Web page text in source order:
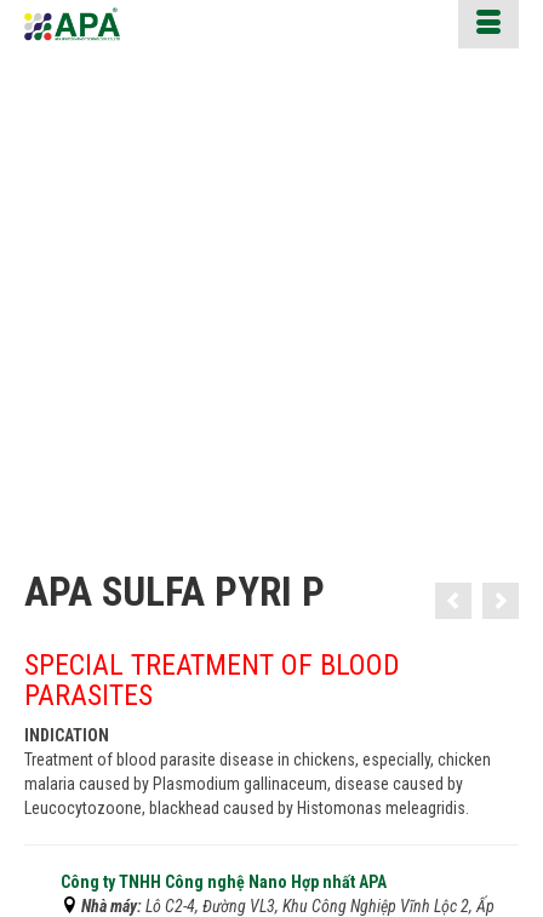
APA SULFA PYRI P
SPECIAL TREATMENT OF BLOOD
PARASITES
INDICATION
Treatment of blood parasite disease in chickens, especially, chicken
malaria caused by Plasmodium gallinaceum, disease caused by
Leucocytozoone, blackhead caused by Histomonas meleagridis.
Công ty TNHH Công nghệ Nano Hợp nhất APA
Nhà máy:Lô C2-4, Đường VL3, Khu Công Nghiệp Vĩnh Lộc 2, Ấp